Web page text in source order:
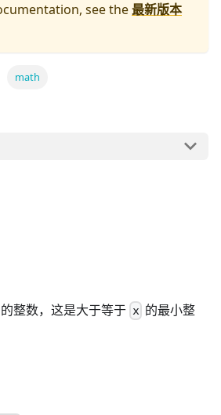
see the最新版本
math
整数，这是大于等于 x的最小整